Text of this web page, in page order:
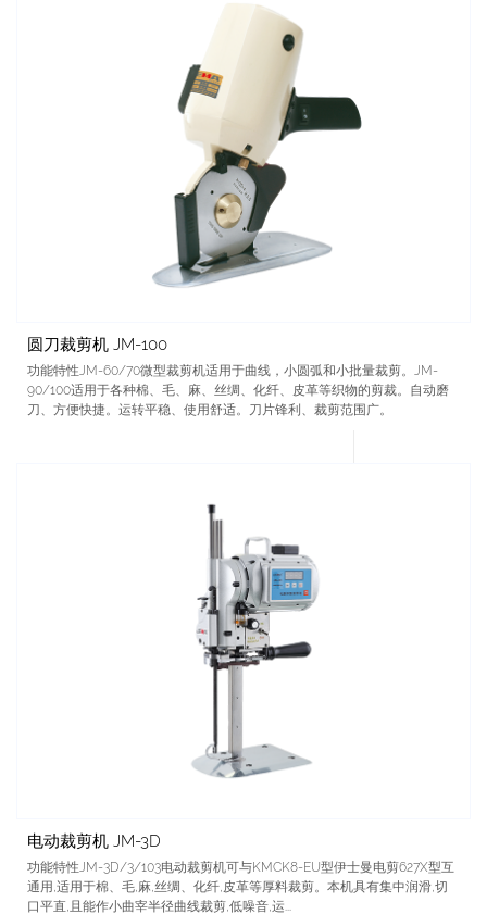
圆刀裁剪机 JM-100
功能特性JM-60/70微型裁剪机适用于曲线，小圆弧和小批量裁剪。JM-
90/100适用于各种棉、毛、麻、丝绸、化纤、皮革等织物的剪裁。自动磨
刀、方便快捷。运转平稳、使用舒适。刀片锋利、裁剪范围广。
电动裁剪机 JM-3D
功能特性JM-3D/3/103电动裁剪机可与KMCK8-EU型伊士曼电剪627X型互
通用,适用于棉、毛,麻,丝绸、化纤,皮革等厚料裁剪。本机具有集中润滑,切
口平直,且能作小曲宰半径曲线裁剪,低噪音,运...